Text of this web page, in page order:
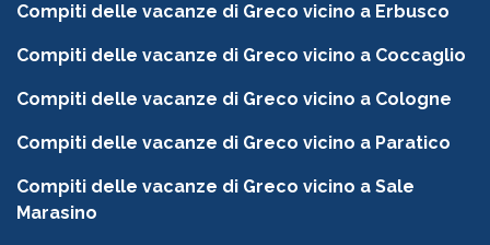
Compiti delle vacanze di Greco vicino a Erbusco
Compiti delle vacanze di Greco vicino a Coccaglio
Compiti delle vacanze di Greco vicino a Cologne
Compiti delle vacanze di Greco vicino a Paratico
Compiti delle vacanze di Greco vicino a Sale
Marasino